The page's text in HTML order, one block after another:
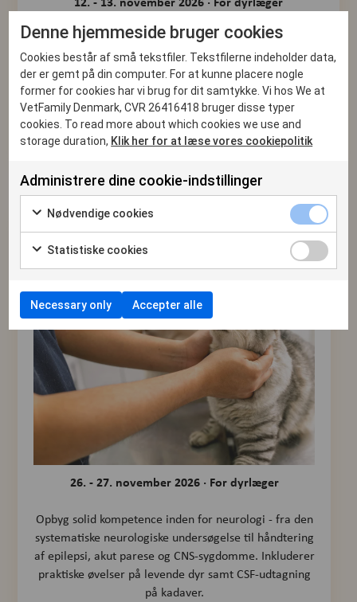
Et intensivt dyk i de mest almindelige og klinisk
relevante endokrinologiske tilstande hos hund og kat -
herunder diabetes, Cushing, thyreoidealidelser og
binyresygdomme.
Neurologi i praksis
26. - 27. november 2026 · For dyrlæger
Opbyg solid kompetence inden for neurologi - fra den
systematiske neurologiske undersøgelse til håndtering
af epilepsi, akut parese og CNS-sygdomme. Inkluderer
praktiske øvelser på levende dyr samt CSF-udtagning
på kadaver.
Denne hjemmeside bruger cookies
Cookies består af små tekstfiler. Tekstfilerne indeholder data,
der er gemt på din computer. For at kunne placere nogle
former for cookies har vi brug for dit samtykke. Vi hos We at
VetFamily Denmark, CVR 26416418 bruger disse typer
cookies. To read more about which cookies we use and
storage duration, Klik her for at læse vores cookiepolitik
Administrere dine cookie-indstillinger
Nødvendige cookies
Statistiske cookies
Necessary only Accepter alle